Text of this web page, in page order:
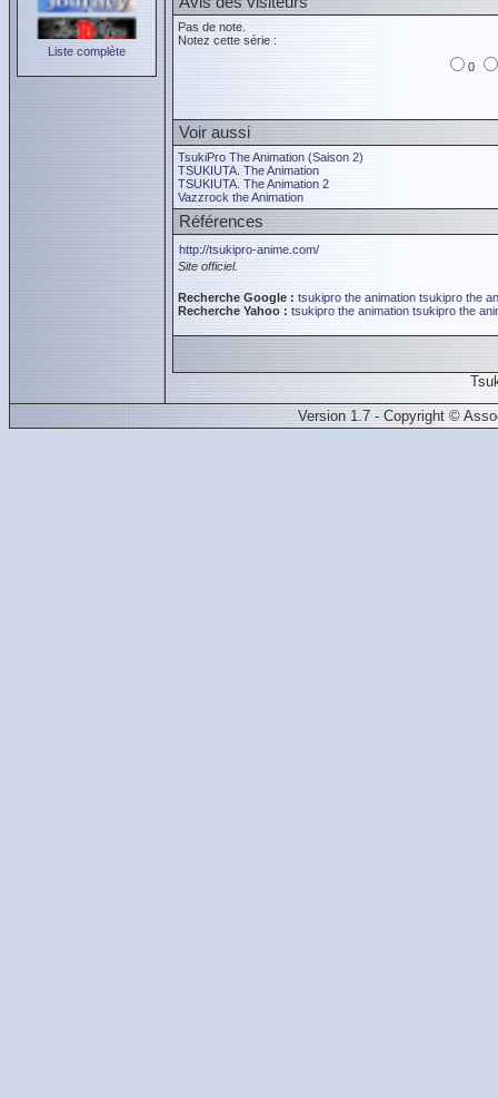
Liste complète
Pas de note.
Notez cette série :
0
Voir aussi
TsukiPro The Animation (Saison 2)
TSUKIUTA. The Animation
TSUKIUTA. The Animation 2
Vazzrock the Animation
Références
http://tsukipro-anime.com/
Site officiel.
Recherche Google : tsukipro the animation tsukipro the
Recherche Yahoo : tsukipro the animation tsukipro the
Version 1.7 - Copyright ©